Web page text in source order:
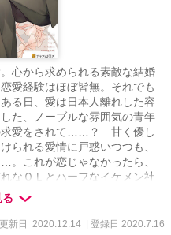
心から求められる素敵な結婚
愛経験はほぼ皆無。それでも
る日、愛は日本人離れした容
た、ノーブルな雰囲気の青年
求愛をされて……？ 甘く優し
れる愛情に戸惑いつつも、
これが恋じゃなかったら、
なＯＬとハーフなイケメン社
ストーリー！
る
新日 2020.12.14 | 登録日 2020.7.16